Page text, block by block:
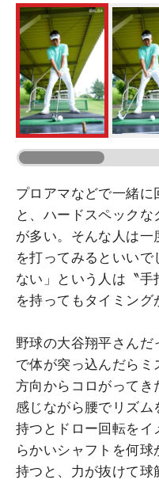
プロアマなどで一緒に
と、ハードスペック
が多い。そんな人は一
を打ってみるといい
ない」という人は〝
を持ってもタイミング
野球の大谷翔平さん
で体が突っ込んだら
方向からコロがってき
感じながら腰でリズ
持つとドロー回転をイ
らかいシャフトを何
持つと、力が抜けて球